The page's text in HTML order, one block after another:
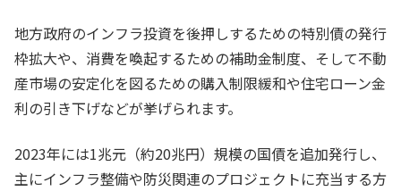
地方政府のインフラ投資を後押しするための特別債の発行
枠拡大や、消費を喚起するための補助金制度、そして不動
産市場の安定化を図るための購入制限緩和や住宅ローン金
利の引き下げなどが挙げられます。
2023年には1兆元（約20兆円）規模の国債を追加発行し、
主にインフラ整備や防災関連のプロジェクトに充当する方